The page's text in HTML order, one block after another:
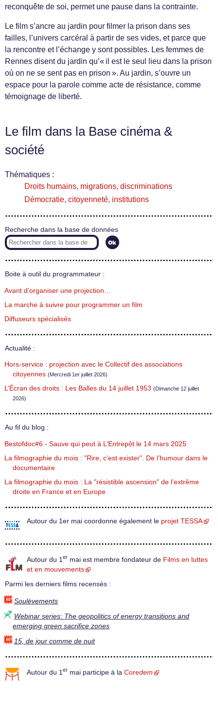
reconquête de soi, permet une pause dans la contrainte.
Le film s’ancre au jardin pour filmer la prison dans ses
failles, l’univers carcéral à partir de ses vides, et parce que
la rencontre et l’échange y sont possibles. Les femmes de
Rennes disent du jardin qu’« il est le seul lieu dans la prison
où on ne se sent pas en prison ». Au jardin, s’ouvre un
espace pour la parole comme acte de résistance, comme
témoignage de liberté.
Le film dans la Base cinéma &
société
Thématiques :
Droits humains, migrations, discriminations
Démocratie, citoyenneté, institutions
Recherche dans la base de données
Boite à outil du programmateur :
Avant d’organiser une projection…
La marche à suivre pour programmer un film
Diffuseurs spécialisés
Actualité :
Hors-service : projection avec le Collectif des associations
citoyennes (Mercredi 1er juillet 2026)
L’Écran des droits : Les Balles du 14 juillet 1953 (Dimanche 12 juillet
2026)
Au fil du blog :
Bestofdoc#6 - Sauve qui peut à L’Entrepôt le 14 mars 2025
La filmographie du mois : "Rire, c’est exister". De l’humour dans le
documentaire
La filmographie du mois : La "résistible ascension" de l’extrême
droite en France et en Europe
Autour du 1er mai coordonne également le projet TESSA
Autour du 1 er mai est membre fondateur de Films en luttes
et en mouvements
Parmi les derniers films recensés :
Soulèvements
Webinar series: The geopolitics of energy transitions and
emerging green sacrifice zones
15, de jour comme de nuit
Autour du 1 er mai participe à la Coredem